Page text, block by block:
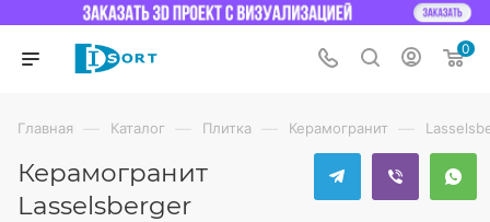
0
Главная — Каталог — Плитка — Керамогранит —
Керамогранит
Lasselsberger